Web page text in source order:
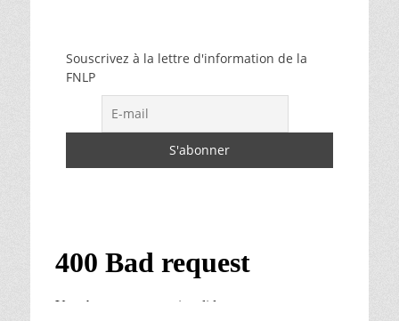
Souscrivez à la lettre d'information de la
FNLP